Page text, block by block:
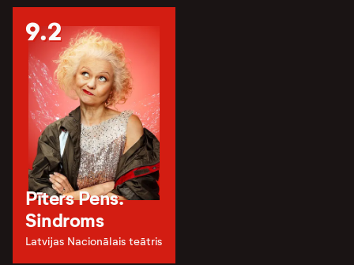
9.2
Pīters Pens.
Sindroms
Latvijas Nacionālais teātris